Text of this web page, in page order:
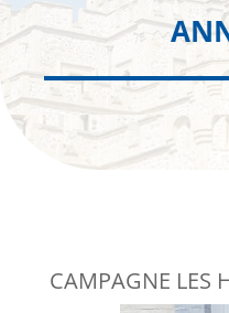
CAMPAGNE LES